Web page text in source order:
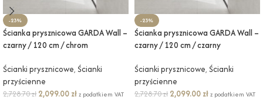
-23%
Ścianka prysznicowa GARDA Wall –
czarny / 120 cm / chrom
Ścianki prysznicowe, Ścianki
przyścienne
2,728.70zł 2,099.00 złz podatkiem VAT
-23%
Ścianka prysznicowa GARDA Wall –
czarny / 120 cm / czarny
Ścianki prysznicowe, Ścianki
przyścienne
2,728.70zł 2,099.00 złz podatkiem VAT